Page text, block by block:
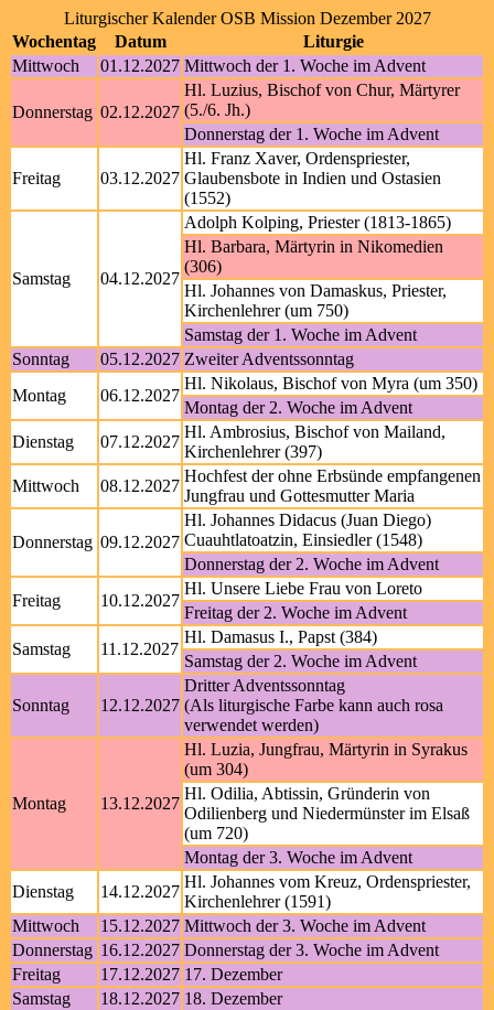
Liturgischer Kalender OSB Mission Dezember 2027
Wochentag
Datum
Liturgie
Mittwoch
01.12.2027 Mittwoch der 1. Woche im Advent
Donnerstag 02.12.2027
Hl. Luzius, Bischof von Chur, Märtyrer
(5./6. Jh.)
Donnerstag der 1. Woche im Advent
Freitag 03.12.2027
Hl. Franz Xaver, Ordenspriester,
Glaubensbote in Indien und Ostasien
(1552)
Samstag 04.12.2027
Adolph Kolping, Priester (1813-1865)
Hl. Barbara, Märtyrin in Nikomedien
(306)
Hl. Johannes von Damaskus, Priester,
Kirchenlehrer (um 750)
Samstag der 1. Woche im Advent
Sonntag
05.12.2027 Zweiter Adventssonntag
Montag
06.12.2027
Hl. Nikolaus, Bischof von Myra (um 350)
Montag der 2. Woche im Advent
Dienstag
07.12.2027
Hl. Ambrosius, Bischof von Mailand,
Kirchenlehrer (397)
Mittwoch
08.12.2027
Hochfest der ohne Erbsünde empfangenen
Jungfrau und Gottesmutter Maria
Donnerstag 09.12.2027
Hl. Johannes Didacus (Juan Diego)
Cuauhtlatoatzin, Einsiedler (1548)
Donnerstag der 2. Woche im Advent
Freitag
10.12.2027
Hl. Unsere Liebe Frau von Loreto
Freitag der 2. Woche im Advent
Samstag
11.12.2027
Hl. Damasus I., Papst (384)
Samstag der 2. Woche im Advent
Sonntag 12.12.2027
Dritter Adventssonntag
(Als liturgische Farbe kann auch rosa
verwendet werden)
Montag 13.12.2027
Hl. Luzia, Jungfrau, Märtyrin in Syrakus
(um 304)
Hl. Odilia, Abtissin, Gründerin von
Odilienberg und Niedermünster im Elsaß
(um 720)
Montag der 3. Woche im Advent
Dienstag
14.12.2027
Hl. Johannes vom Kreuz, Ordenspriester,
Kirchenlehrer (1591)
Mittwoch
15.12.2027 Mittwoch der 3. Woche im Advent
Donnerstag 16.12.2027 Donnerstag der 3. Woche im Advent
Freitag
17.12.2027 17. Dezember
Samstag
18.12.2027 18. Dezember